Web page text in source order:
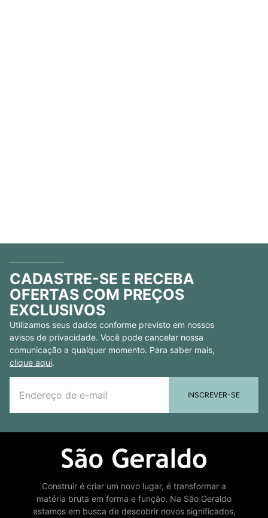
CADASTRE-SE E RECEBA
OFERTAS COM PREÇOS
EXCLUSIVOS
Utilizamos seus dados conforme previsto em nossos
avisos de privacidade. Você pode cancelar nossa
comunicação a qualquer momento. Para saber mais,
clique aqui.
INSCREVER-SE
Construir é criar um novo lugar, é transformar a
matéria bruta em forma e função. Na São Geraldo
estamos em busca de descobrir novos significados,